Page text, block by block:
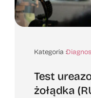
Kategoria :
Test
żołądka